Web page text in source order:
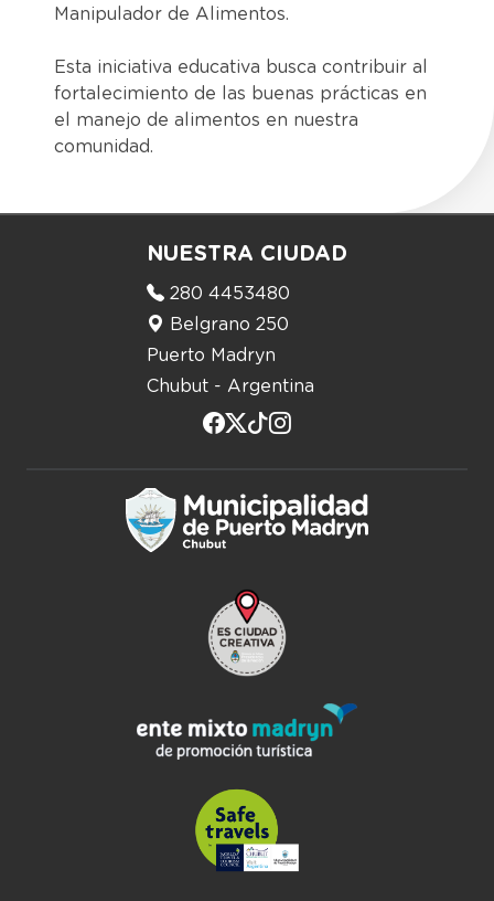
Manipulador de Alimentos.
Esta iniciativa educativa busca contribuir al
fortalecimiento de las buenas prácticas en
el manejo de alimentos en nuestra
comunidad.
NUESTRA CIUDAD
280 4453480
Belgrano 250
Puerto Madryn
Chubut - Argentina